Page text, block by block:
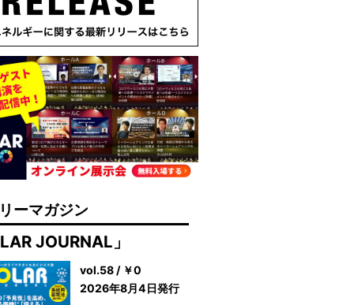
ーマガジン
JOURNAL」
vol.58 / ￥0
2026年8月4日発行